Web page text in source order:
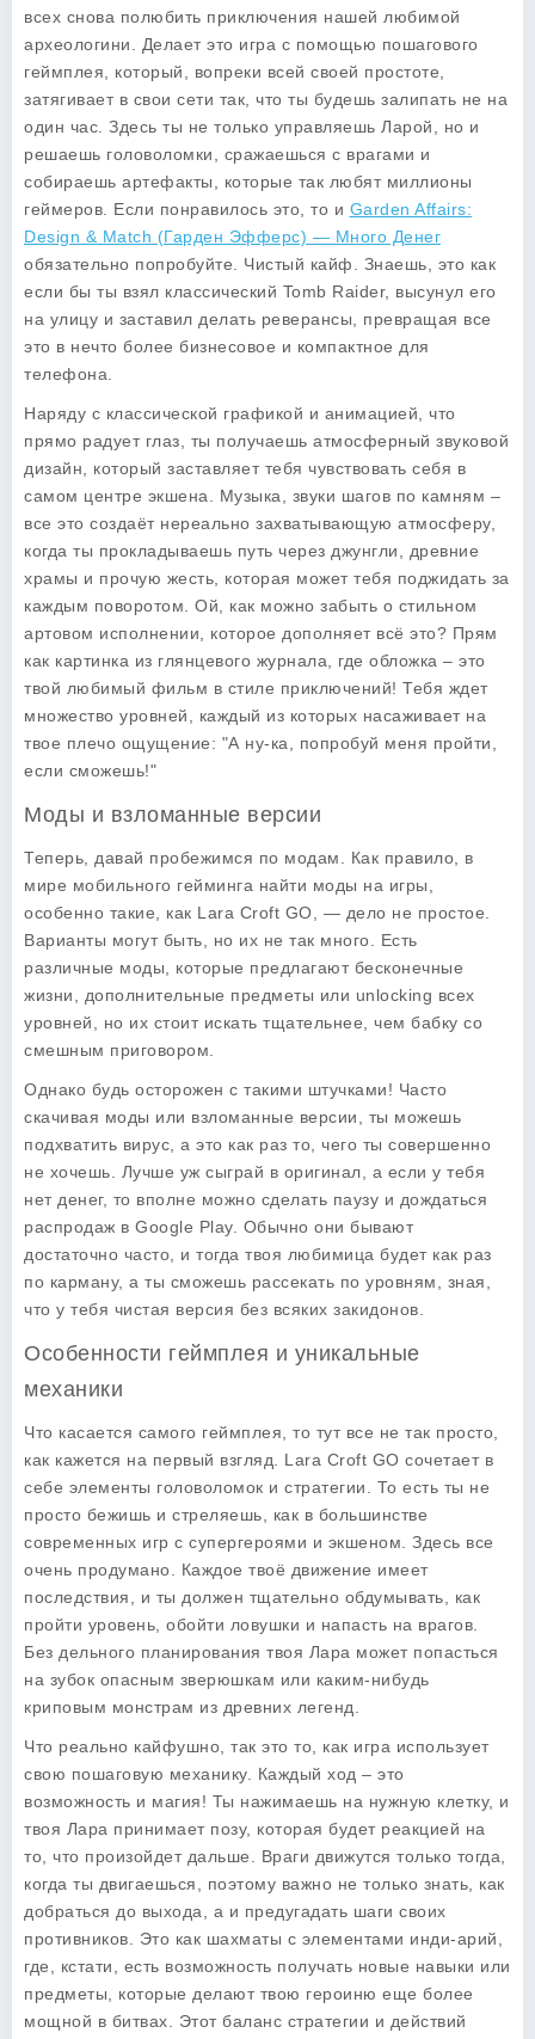
всех снова полюбить приключения нашей любимой
археологини. Делает это игра с помощью пошагового
геймплея, который, вопреки всей своей простоте,
затягивает в свои сети так, что ты будешь залипать не на
один час. Здесь ты не только управляешь Ларой, но и
решаешь головоломки, сражаешься с врагами и
собираешь артефакты, которые так любят миллионы
геймеров. Если понравилось это, то и Garden Affairs:
Design & Match (Гарден Эфферс) — Много Денег
обязательно попробуйте. Чистый кайф. Знаешь, это как
если бы ты взял классический Tomb Raider, высунул его
на улицу и заставил делать реверансы, превращая все
это в нечто более бизнесовое и компактное для
телефона.
Наряду с классической графикой и анимацией, что
прямо радует глаз, ты получаешь атмосферный звуковой
дизайн, который заставляет тебя чувствовать себя в
самом центре экшена. Музыка, звуки шагов по камням –
все это создаёт нереально захватывающую атмосферу,
когда ты прокладываешь путь через джунгли, древние
храмы и прочую жесть, которая может тебя поджидать за
каждым поворотом. Ой, как можно забыть о стильном
артовом исполнении, которое дополняет всё это? Прям
как картинка из глянцевого журнала, где обложка – это
твой любимый фильм в стиле приключений! Тебя ждет
множество уровней, каждый из которых насаживает на
твое плечо ощущение: "А ну-ка, попробуй меня пройти,
если сможешь!"
Моды и взломанные версии
Теперь, давай пробежимся по модам. Как правило, в
мире мобильного гейминга найти моды на игры,
особенно такие, как Lara Croft GO , — дело не простое.
Варианты могут быть, но их не так много. Есть
различные моды, которые предлагают бесконечные
жизни, дополнительные предметы или unlocking всех
уровней, но их стоит искать тщательнее, чем бабку со
смешным приговором.
Однако будь осторожен с такими штучками! Часто
скачивая моды или взломанные версии, ты можешь
подхватить вирус, а это как раз то, чего ты совершенно
не хочешь. Лучше уж сыграй в оригинал, а если у тебя
нет денег, то вполне можно сделать паузу и дождаться
распродаж в Google Play. Обычно они бывают
достаточно часто, и тогда твоя любимица будет как раз
по карману, а ты сможешь рассекать по уровням, зная,
что у тебя чистая версия без всяких закидонов.
Особенности геймплея и уникальные
механики
Что касается самого геймплея, то тут все не так просто,
как кажется на первый взгляд. Lara Croft GO сочетает в
себе элементы головоломок и стратегии. То есть ты не
просто бежишь и стреляешь, как в большинстве
современных игр с супергероями и экшеном. Здесь все
очень продумано. Каждое твоё движение имеет
последствия, и ты должен тщательно обдумывать, как
пройти уровень, обойти ловушки и напасть на врагов.
Без дельного планирования твоя Лара может попасться
на зубок опасным зверюшкам или каким-нибудь
криповым монстрам из древних легенд.
Что реально кайфушно, так это то, как игра использует
свою пошаговую механику. Каждый ход – это
возможность и магия! Ты нажимаешь на нужную клетку, и
твоя Лара принимает позу, которая будет реакцией на
то, что произойдет дальше. Враги движутся только тогда,
когда ты двигаешься, поэтому важно не только знать, как
добраться до выхода, а и предугадать шаги своих
противников. Это как шахматы с элементами инди-арий,
где, кстати, есть возможность получать новые навыки или
предметы, которые делают твою героиню еще более
мощной в битвах. Этот баланс стратегии и действий